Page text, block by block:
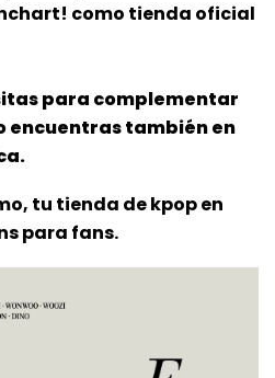
como tienda oficial
para complementar
encuentras también en
tu tienda de kpop en
para fans.